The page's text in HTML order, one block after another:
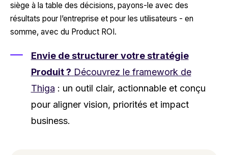
siège à la table des décisions, payons-le avec des
résultats pour l’entreprise et pour les utilisateurs - en
somme, avec du Product ROI .
Envie de structurer votre stratégie
Produit ? Découvrez le framework de
Thiga : un outil clair, actionnable et conçu
pour aligner vision, priorités et impact
business.